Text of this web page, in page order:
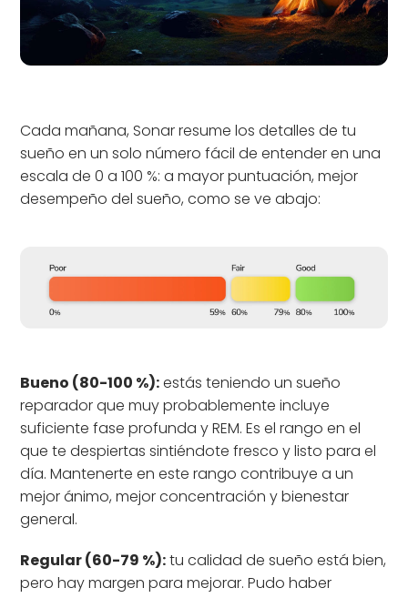
Cada mañana, Sonar resume los detalles de tu
sueño en un solo número fácil de entender en una
escala de 0 a 100 %: a mayor puntuación, mejor
desempeño del sueño, como se ve abajo:
Bueno (80-100 %):estás teniendo un sueño
reparador que muy probablemente incluye
suficiente fase profunda y REM. Es el rango en el
que te despiertas sintiéndote fresco y listo para el
día. Mantenerte en este rango contribuye a un
mejor ánimo, mejor concentración y bienestar
general.
Regular (60-79 %):tu calidad de sueño está bien,
pero hay margen para mejorar. Pudo haber